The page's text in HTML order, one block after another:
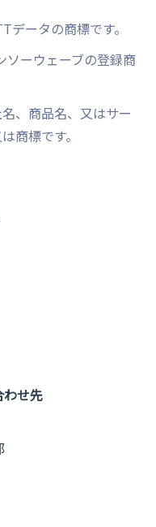
データの商標です。
ソーウェーブの登録商
、商品名、又はサー
商標です。
わせ先